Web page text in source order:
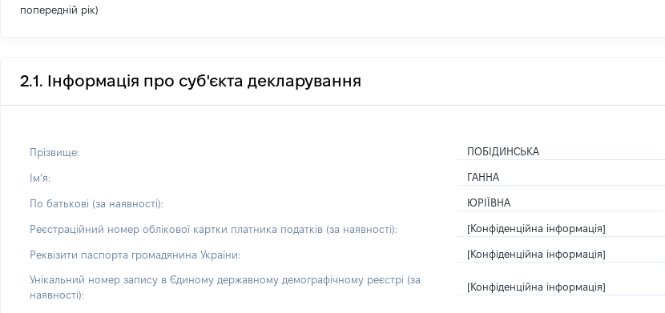
попередній рік)
2.1. Інформація про суб'єкта декларування
Прізвище: ПОБІДИНСЬКА
Імʼя: ГАННА
По батькові (за наявності): ЮРІЇВНА
Реєстраційний номер облікової картки платника податків (за наявності): [Конфіденційна інформація]
Реквізити паспорта громадянина України: [Конфіденційна інформація]
Унікальний номер запису в Єдиному державному демографічному реєстрі (за
наявності):
[Конфіденційна інформація]